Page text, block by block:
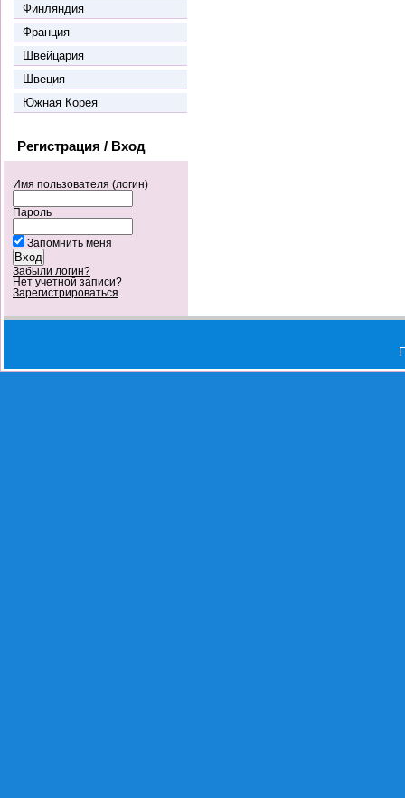
Финляндия
Франция
Швейцария
Швеция
Южная Корея
Регистрация / Вход
Имя пользователя (логин)
Пароль
Запомнить меня
Забыли логин?
Нет учетной записи?
Зарегистрироваться